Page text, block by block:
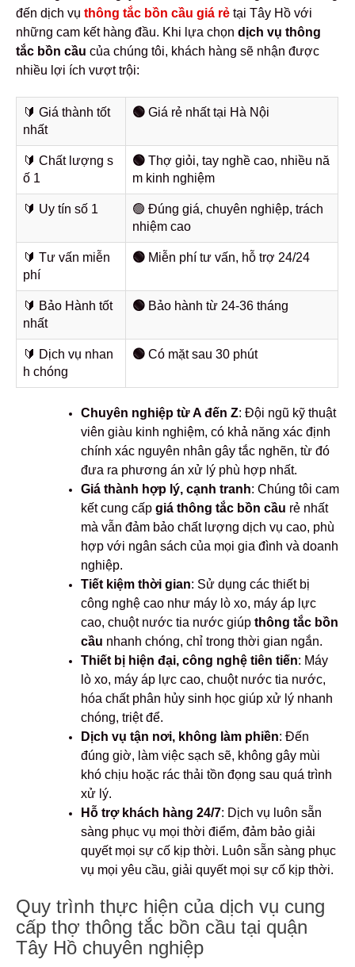
đến dịch vụ thông tắc bồn cầu giá rẻ tại Tây Hồ với
những cam kết hàng đầu. Khi lựa chọn dịch vụ thông
tắc bồn cầu của chúng tôi, khách hàng sẽ nhận được
nhiều lợi ích vượt trội:
🔰️ Giá thành tốt
nhất
🟢 Giá rẻ nhất tại Hà Nội
🔰️ Chất lượng s
ố 1
🟢 Thợ giỏi, tay nghề cao, nhiều nă
m kinh nghiệm
🔰️ Uy tín số 1
🟢 Đúng giá, chuyên nghiệp, trách
nhiệm cao
🔰️ Tư vấn miễn
phí
🟢 Miễn phí tư vấn, hỗ trợ 24/24
🔰️ Bảo Hành tốt
nhất
🟢 Bảo hành từ 24-36 tháng
🔰️ Dịch vụ nhan
h chóng
🟢 Có mặt sau 30 phút
Chuyên nghiệp từ A đến Z: Đội ngũ kỹ thuật
viên giàu kinh nghiệm, có khả năng xác định
chính xác nguyên nhân gây tắc nghẽn, từ đó
đưa ra phương án xử lý phù hợp nhất.
Giá thành hợp lý, cạnh tranh: Chúng tôi cam
kết cung cấp giá thông tắc bồn cầu rẻ nhất
mà vẫn đảm bảo chất lượng dịch vụ cao, phù
hợp với ngân sách của mọi gia đình và doanh
nghiệp.
Tiết kiệm thời gian: Sử dụng các thiết bị
công nghệ cao như máy lò xo, máy áp lực
cao, chuột nước tia nước giúp thông tắc bồn
cầu nhanh chóng, chỉ trong thời gian ngắn.
Thiết bị hiện đại, công nghệ tiên tiến: Máy
lò xo, máy áp lực cao, chuột nước tia nước,
hóa chất phân hủy sinh học giúp xử lý nhanh
chóng, triệt để.
Dịch vụ tận nơi, không làm phiền: Đến
đúng giờ, làm việc sạch sẽ, không gây mùi
khó chịu hoặc rác thải tồn đọng sau quá trình
xử lý.
Hỗ trợ khách hàng 24/7: Dịch vụ luôn sẵn
sàng phục vụ mọi thời điểm, đảm bảo giải
quyết mọi sự cố kịp thời. Luôn sẵn sàng phục
vụ mọi yêu cầu, giải quyết mọi sự cố kịp thời.
Quy trình thực hiện của dịch vụ cung
cấp thợ thông tắc bồn cầu tại quận
Tây Hồ chuyên nghiệp